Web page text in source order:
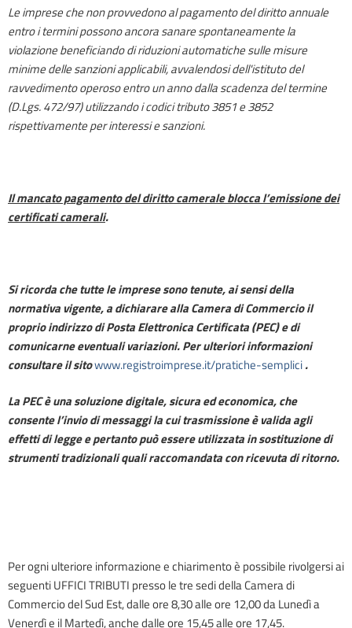
Le imprese che non provvedono al pagamento del diritto annuale
entro i termini possono ancora sanare spontaneamente la
violazione beneficiando di riduzioni automatiche sulle misure
minime delle sanzioni applicabili, avvalendosi dell'istituto del
ravvedimento operosoentro un anno dalla scadenza del termine
(D.Lgs. 472/97) utilizzando i codici tributo 3851 e 3852
rispettivamente per interessi e sanzioni.
Il mancato pagamento del diritto camerale blocca l’emissione dei
certificati camerali.
Si ricorda che tutte le imprese sono tenute, ai sensi della
normativa vigente, a dichiarare alla Camera di Commercio il
proprio indirizzo di Posta Elettronica Certificata (PEC) e di
comunicarne eventuali variazioni. Per ulteriori informazioni
consultare il sitowww.registroimprese.it/pratiche-semplici.
La PEC è una soluzione digitale, sicura ed economica, che
consente l’invio di messaggi la cui trasmissione è valida agli
effetti di legge e pertanto può essere utilizzata in sostituzione di
strumenti tradizionali quali raccomandata con ricevuta di ritorno.
Per ogni ulteriore informazione e chiarimento è possibile rivolgersi ai
seguenti UFFICI TRIBUTI presso le tre sedi della Camera di
Commercio del Sud Est, dalle ore 8,30 alle ore 12,00 da Lunedì a
Venerdì e il Martedì, anche dalle ore 15,45 alle ore 17,45.